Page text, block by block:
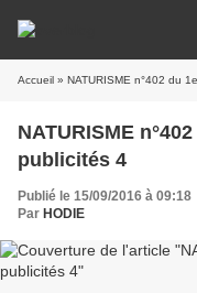
Accueil » NATURISME n°402 du
NATURISME
publicités 4
Publié le 15/09/2016 à 09:18
Par HODIE